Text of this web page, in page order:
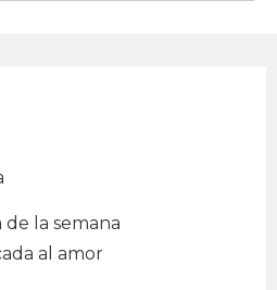
la semana
al amor